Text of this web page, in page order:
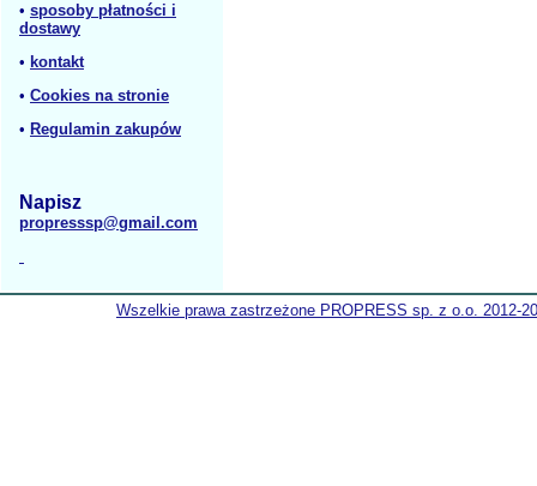
• sposoby płatności i
dostawy
• kontakt
• Cookies na stronie
• Regulamin zakupów
Napisz
propresssp@gmail.com
Wszelkie prawa zastrzeżone PROPRESS sp. z o.o. 2012-